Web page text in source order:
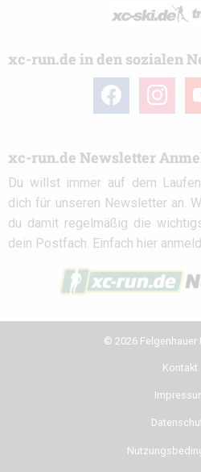
xc-run.de in den sozialen
facebook instagram
xc-run.de Newsletter
Du willst immer auf dem
dich für unseren Newsletter an.
du damit regelmäßig die
dein Postfach. Einfach hier
© 2026 Felgenhauer
Kontakt